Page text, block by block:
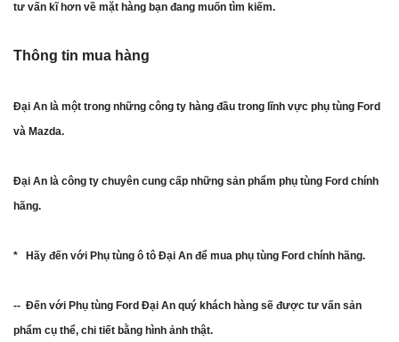
tư vấn kĩ hơn về mặt hàng bạn đang muốn tìm kiếm.
Thông tin mua hàng
Đại An là một trong những công ty hàng đầu trong lĩnh vực phụ tùng Ford
và Mazda.
Đại An là công ty chuyên cung cấp những sản phẩm phụ tùng Ford chính
hãng.
* Hãy đến với Phụ tùng ô tô Đại An để mua phụ tùng Ford chính hãng.
-- Đến với Phụ tùng Ford Đại An quý khách hàng sẽ được tư vấn sản
phẩm cụ thể, chi tiết bằng hình ảnh thật.